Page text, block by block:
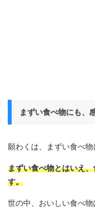
まずい食べ物にも、
願わくは、まずい食べ物
まずい食べ物とはいえ
す。
世の中、おいしい食べ物